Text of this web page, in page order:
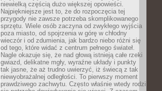
niewielką częścią dużo większej opowieści.
Najpiękniejsze jest to, że do rozpoczęcia tej
przygody nie zawsze potrzeba skomplikowanego
sprzętu. Wiele osób zaczyna od zwykłego wyjścia
poza miasto, od spojrzenia w górę w chłodny
wieczór i od zdumienia, jak bardzo niebo różni się
od tego, które widać z centrum pełnego świateł.
Nagle okazuje się, że nad głową istnieją całe rzeki
gwiazd, delikatne mgły, wyraźne układy i punkty
tak jasne, że aż trudno uwierzyć, iż świecą z tak
niewyobrażalnej odległości. To pierwszy moment
prawdziwego zachwytu. Często właśnie wtedy rodzi